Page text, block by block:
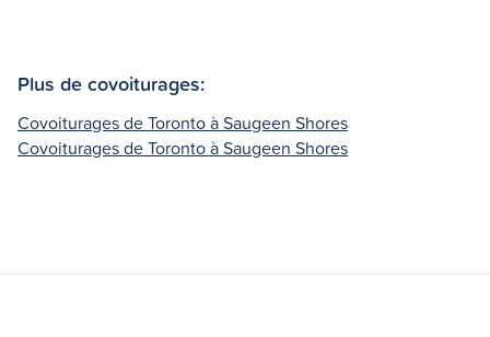
Plus de covoiturages:
Covoiturages de Toronto à Saugeen Shores
Covoiturages de Toronto à Saugeen Shores